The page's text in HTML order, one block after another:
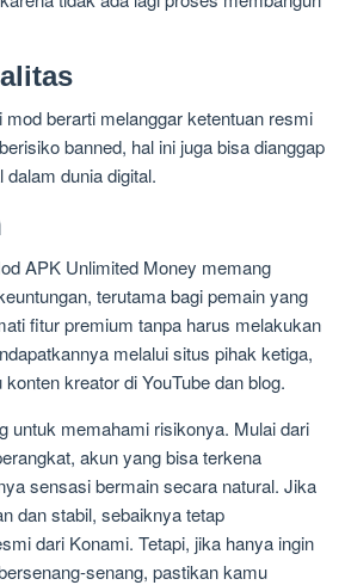
berarti melanggar ketentuan resmi
banned, hal ini juga bisa dianggap
dunia digital.
APK Unlimited Money memang
terutama bagi pemain yang
fitur premium tanpa harus melakukan
melalui situs pihak ketiga,
kreator di YouTube dan blog.
untuk memahami risikonya. Mulai dari
akun yang bisa terkena
sensasi bermain secara natural. Jika
dan stabil, sebaiknya tetap
dari Konami. Tetapi, jika hanya ingin
senang, pastikan kamu